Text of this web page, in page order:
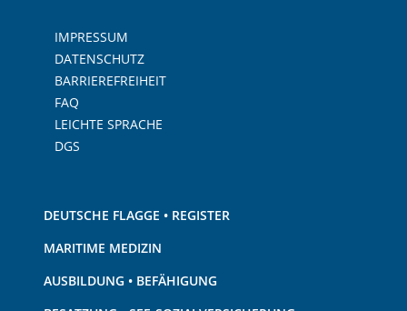
IMPRESSUM
DATENSCHUTZ
BARRIEREFREIHEIT
FAQ
LEICHTE SPRACHE
DGS
DEUTSCHE FLAGGE • REGISTER
MARITIME MEDIZIN
AUSBILDUNG • BEFÄHIGUNG